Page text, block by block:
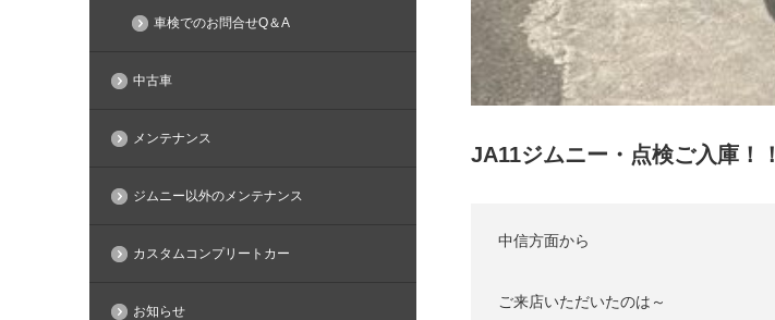
JA11ジムニー・点検ご入庫！！
中信方面から
ご来店いただいたのは～
車検でのお問合せQ＆A
中古車
メンテナンス
ジムニー以外のメンテナンス
カスタムコンプリートカー
お知らせ